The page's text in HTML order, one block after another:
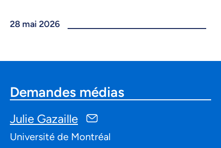
28 mai 2026
Demandes médias
Julie Gazaille
Université de Montréal